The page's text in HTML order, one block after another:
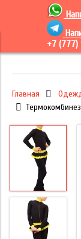
+7 (777)
Главная